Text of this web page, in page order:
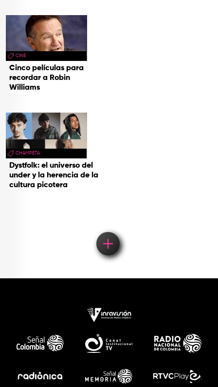
CINE
Cinco películas para
recordar a Robin
Williams
CHAMPETA
Dystfolk: el universo del
under y la herencia de la
cultura picotera